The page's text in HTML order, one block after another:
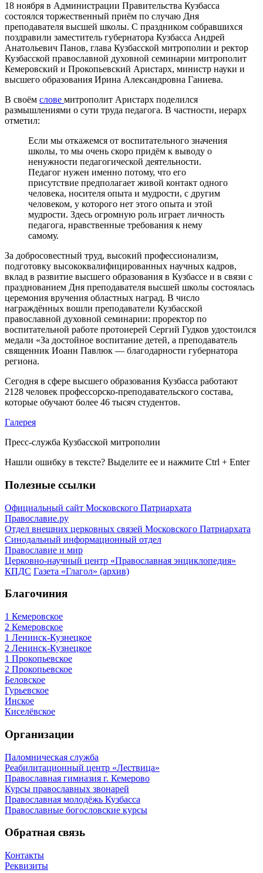
18 ноября в Администрации Правительства Кузбасса
состоялся торжественный приём по случаю Дня
преподавателя высшей школы. С праздником собравшихся
поздравили заместитель губернатора Кузбасса Андрей
Анатольевич Панов, глава Кузбасской митрополии и ректор
Кузбасской православной духовной семинарии митрополит
Кемеровский и Прокопьевский Аристарх, министр науки и
высшего образования Ирина Александровна Ганиева.
В своём слове митрополит Аристарх поделился
размышлениями о сути труда педагога. В частности, иерарх
отметил:
Если мы откажемся от воспитательного значения
школы, то мы очень скоро придём к выводу о
ненужности педагогической деятельности.
Педагог нужен именно потому, что его
присутствие предполагает живой контакт одного
человека, носителя опыта и мудрости, с другим
человеком, у которого нет этого опыта и этой
мудрости. Здесь огромную роль играет личность
педагога, нравственные требования к нему
самому.
За добросовестный труд, высокий профессионализм,
подготовку высококвалифицированных научных кадров,
вклад в развитие высшего образования в Кузбассе и в связи с
празднованием Дня преподавателя высшей школы состоялась
церемония вручения областных наград. В число
награждённых вошли преподаватели Кузбасской
православной духовной семинарии: проректор по
воспитательной работе протоиерей Сергий Гудков удостоился
медали «За достойное воспитание детей, а преподаватель
священник Иоанн Павлюк — благодарности губернатора
региона.
Сегодня в сфере высшего образования Кузбасса работают
2128 человек профессорско-преподавательского состава,
которые обучают более 46 тысяч студентов.
Галерея
Пресс-служба Кузбасской митрополии
Нашли ошибку в тексте? Выделите ее и нажмите Ctrl + Enter
Полезные ссылки
Официальный сайт Московского Патриархата
Православие.ру
Отдел внешних церковных связей Московского Патриархата
Синодальный информационный отдел
Православие и мир
Церковно-научный центр «Православная энциклопедия»
КПДС Газета «Глагол» (архив)
Благочиния
1 Кемеровское
2 Кемеровское
1 Ленинск-Кузнецкое
2 Ленинск-Кузнецкое
1 Прокопьевское
2 Прокопьевское
Беловское
Гурьевское
Инское
Киселёвское
Организации
Паломническая служба
Реабилитационный центр «Лествица»
Православная гимназия г. Кемерово
Курсы православных звонарей
Православная молодёжь Кузбасса
Православные богословские курсы
Обратная связь
Контакты
Реквизиты